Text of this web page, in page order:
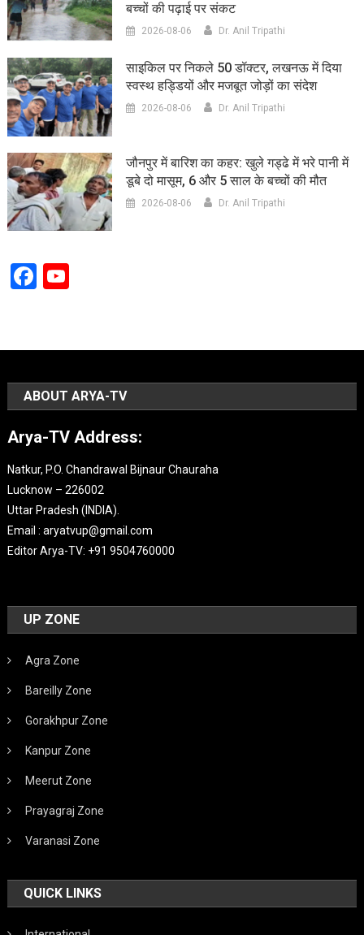
बच्चों की पढ़ाई पर संकट
2026-08-06 Dr. Anil Tripathi
साइकिल पर निकले 50 डॉक्टर, लखनऊ में दिया
स्वस्थ हड्डियों और मजबूत जोड़ों का संदेश
2026-08-06 Dr. Anil Tripathi
जौनपुर में बारिश का कहर: खुले गड्ढे में भरे पानी में
डूबे दो मासूम, 6 और 5 साल के बच्चों की मौत
2026-08-06 Dr. Anil Tripathi
Facebook
ABOUT ARYA-TV
Arya-TV Address:
Natkur, P.O. Chandrawal Bijnaur Chauraha
Lucknow – 226002
Uttar Pradesh (INDIA).
Email : aryatvup@gmail.com
Editor Arya-TV: +91 9504760000
UP ZONE
Agra Zone
Bareilly Zone
Gorakhpur Zone
Kanpur Zone
Meerut Zone
Prayagraj Zone
Varanasi Zone
QUICK LINKS